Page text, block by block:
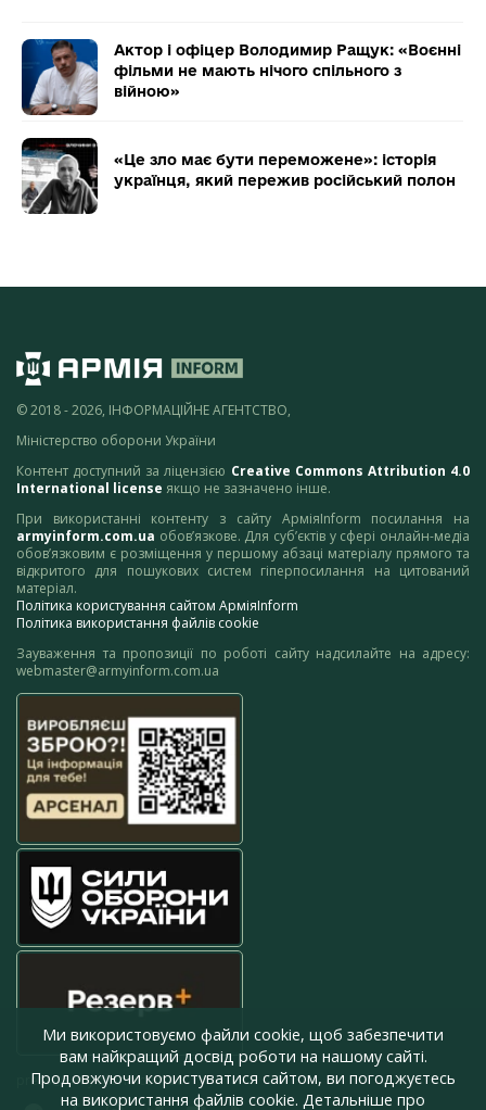
Актор і офіцер Володимир Ращук: «Воєнні
фільми не мають нічого спільного з
війною»
«Це зло має бути переможене»: історія
українця, який пережив російський полон
© 2018 - 2026, ІНФОРМАЦІЙНЕ АГЕНТСТВО,
Міністерство оборони України
Контент доступний за ліцензією Creative Commons Attribution 4.0
International license якщо не зазначено інше.
При використанні контенту з сайту АрміяInform посилання на
armyinform.com.ua обов’язкове. Для суб’єктів у сфері онлайн-медіа
обов’язковим є розміщення у першому абзаці матеріалу прямого та
відкритого для пошукових систем гіперпосилання на цитований
матеріал.
Політика користування сайтом АрміяInform
Політика використання файлів cookie
Зауваження та пропозиції по роботі сайту надсилайте на адресу:
webmaster@armyinform.com.ua
press@armyinform.com.ua
Ми використовуємо файли cookie, щоб забезпечити
вам найкращий досвід роботи на нашому сайті.
Продовжуючи користуватися сайтом, ви погоджуєтесь
на використання файлів cookie. Детальніше про